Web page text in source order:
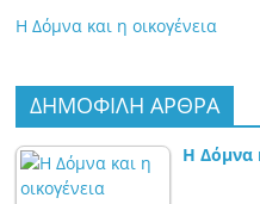
Η Δόμνα και η οικογένεια
ΔΗΜΟΦΙΛΗ ΑΡΘΡΑ
Η Δόμνα